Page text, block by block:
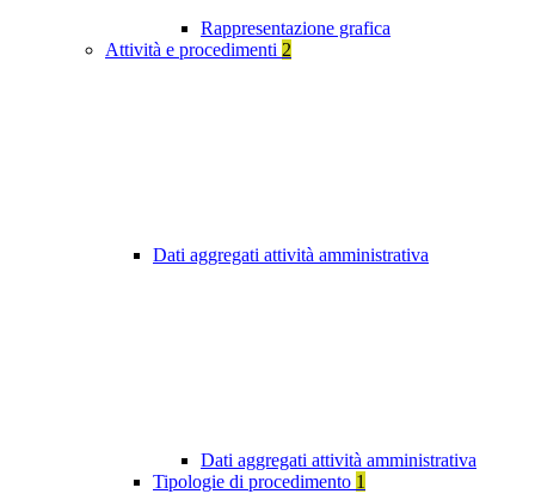
Rappresentazione grafica
Attività e procedimenti 2
Dati aggregati attività amministrativa
Dati aggregati attività amministrativa
Tipologie di procedimento 1